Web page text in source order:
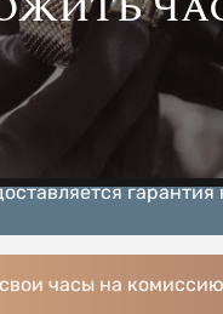
часы на